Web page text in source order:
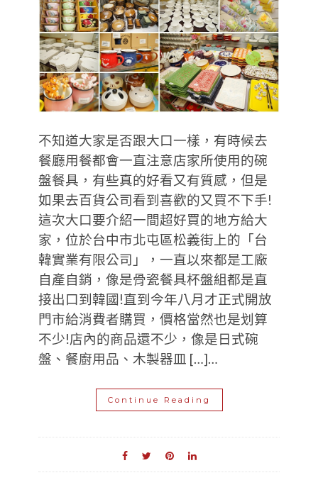
不知道大家是否跟大口一樣，有時候去
餐廳用餐都會一直注意店家所使用的碗
盤餐具，有些真的好看又有質感，但是
如果去百貨公司看到喜歡的又買不下手!
這次大口要介紹一間超好買的地方給大
家，位於台中市北屯區松義街上的「台
韓實業有限公司」，一直以來都是工廠
自產自銷，像是骨瓷餐具杯盤組都是直
接出口到韓國!直到今年八月才正式開放
門市給消費者購買，價格當然也是划算
不少!店內的商品還不少，像是日式碗
盤、餐廚用品、木製器皿 […]…
Continue Reading